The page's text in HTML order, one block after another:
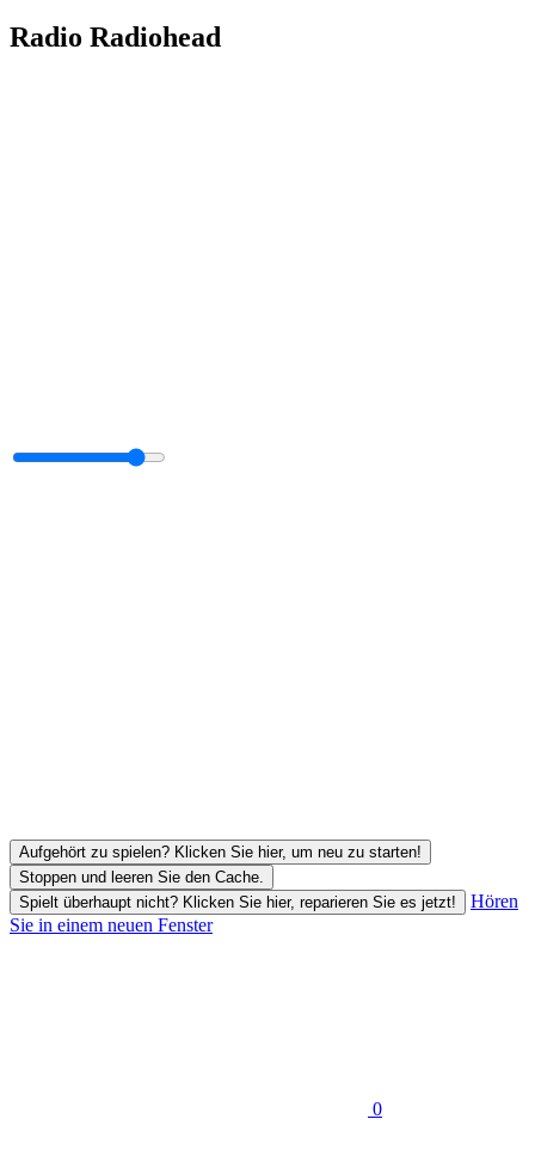
Radio Radiohead
Aufgehört zu spielen? Klicken Sie hier, um neu zu starten!
Stoppen und leeren Sie den Cache.
Spielt überhaupt nicht? Klicken Sie hier, reparieren Sie es jetzt!
Hören
Sie in einem neuen Fenster
0